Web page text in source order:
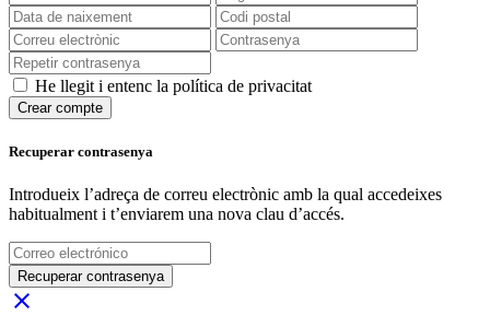
He llegit i entenc la política de privacitat
Crear compte
Recuperar contrasenya
Introdueix l’adreça de correu electrònic amb la qual accedeixes
habitualment i t’enviarem una nova clau d’accés.
Recuperar contrasenya
close